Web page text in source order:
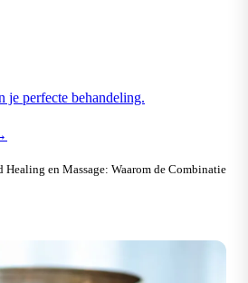
je perfecte behandeling.
Healing en Massage: Waarom de Combinatie